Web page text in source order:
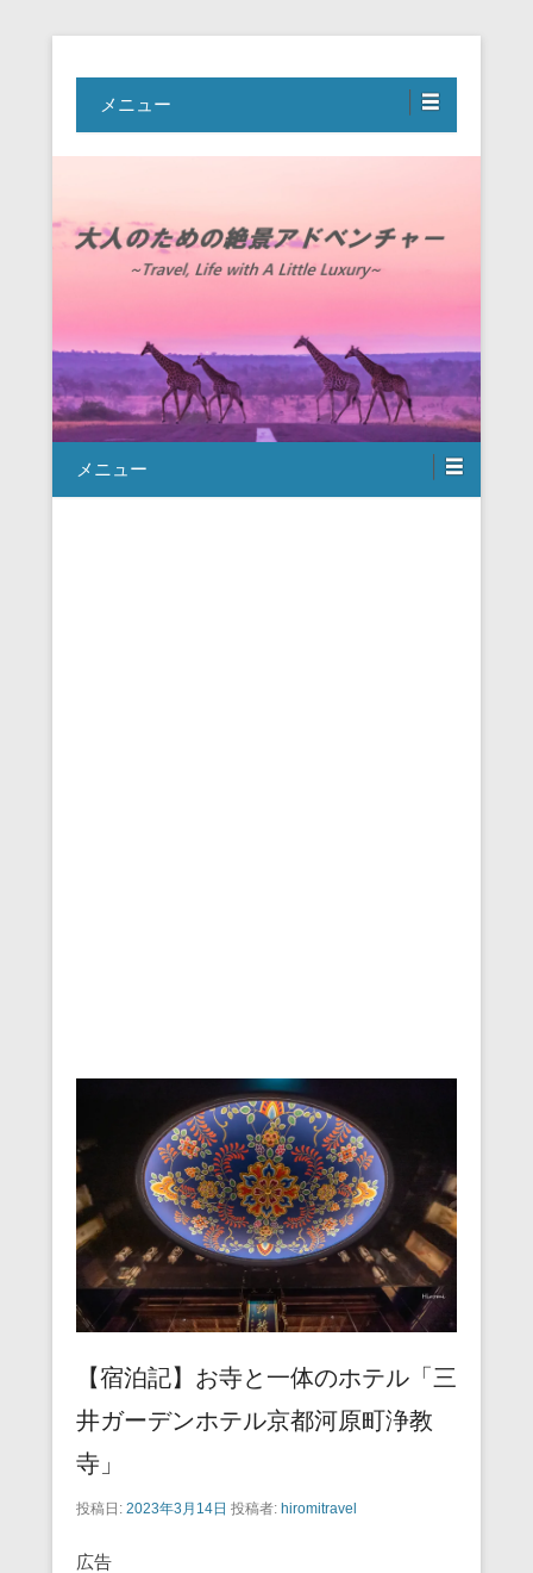
大人のための絶景アドベンチャー
メニュー
メニュー
【宿泊記】お寺と一体のホテル「三
井ガーデンホテル京都河原町浄教
寺」
投稿日: 2023年3月14日 投稿者: hiromitravel
広告